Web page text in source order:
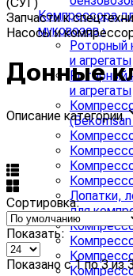
Компрессора
муковозов›
Роторный
и агрегаты
Роторный
и агрегаты
Лопатки,
для
Запчасти к
Насосы и
Донные
Описание категории
Сортировка:
Показать:
Показано с 1 по 3 из